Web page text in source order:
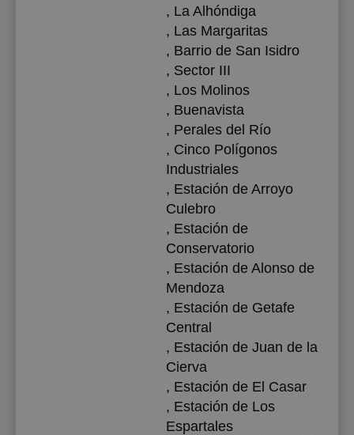
, La Alhóndiga
, Las Margaritas
, Barrio de San Isidro
, Sector III
, Los Molinos
, Buenavista
, Perales del Río
, Cinco Polígonos
Industriales
, Estación de Arroyo
Culebro
, Estación de
Conservatorio
, Estación de Alonso de
Mendoza
, Estación de Getafe
Central
, Estación de Juan de la
Cierva
, Estación de El Casar
, Estación de Los
Espartales